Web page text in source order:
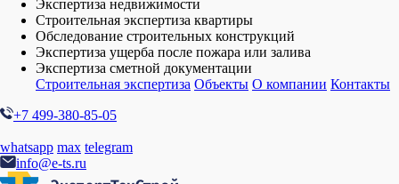
Экспертиза недвижимости
Строительная экспертиза квартиры
Обследование строительных конструкций
Экспертиза ущерба после пожара или залива
Экспертиза сметной документации
Строительная экспертиза Объекты О компании Контакты
+7 499-380-85-05
whatsapp max telegram
info@e-ts.ru